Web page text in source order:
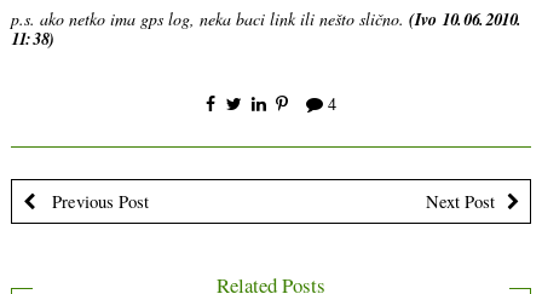
p.s. ako netko ima gps log, neka baci link ili nešto slično. (Ivo 10.06.2010.
11:38)
4
Previous Post Next Post
Related Posts